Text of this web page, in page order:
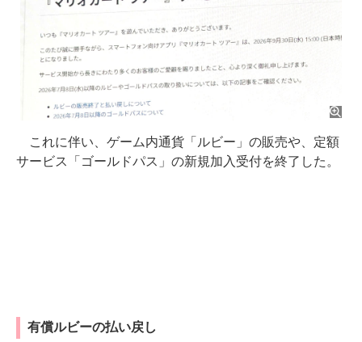
これに伴い、ゲーム内通貨「ルビー」の販売や、定額
サービス「ゴールドパス」の新規加入受付を終了した。
有償ルビーの払い戻し